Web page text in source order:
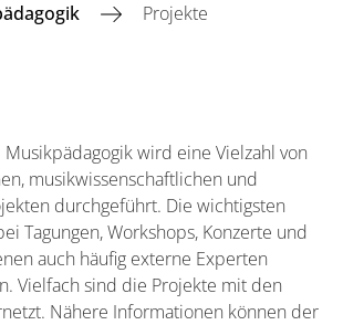
Projekte
wird eine Vielzahl von
musikwissenschaftlichen und
durchgeführt. Die wichtigsten
Tagungen, Workshops, Konzerte und
auch häufig externe Experten
Vielfach sind die Projekte mit den
Nähere Informationen können der